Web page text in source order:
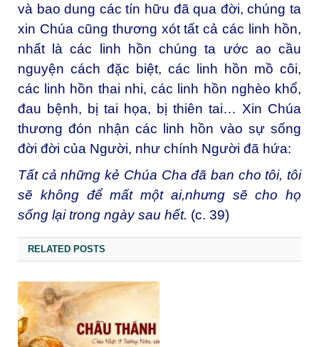
và bao dung các tín hữu đã qua đời, chúng ta
xin Chúa cũng thương xót tất cả các linh hồn,
nhất là các linh hồn chúng ta ước ao cầu
nguyện cách đặc biệt, các linh hồn mồ côi,
các linh hồn thai nhi, các linh hồn nghèo khổ,
đau bệnh, bị tai họa, bị thiên tai… Xin Chúa
thương đón nhận các linh hồn vào sự sống
đời đời của Người, như chính Người đã hứa:
Tất cả những kẻ Chúa Cha đã ban cho tôi, tôi
sẽ không để mất một ai,nhưng sẽ cho họ
sống lại trong ngày sau hết. (c. 39)
RELATED POSTS